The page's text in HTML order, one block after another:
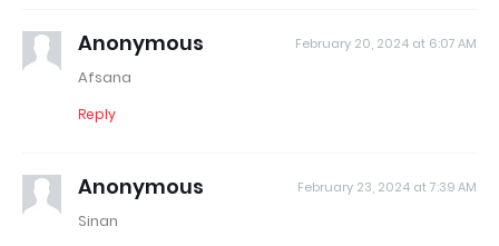
Anonymous February 20, 2024 at 6:07 AM
Afsana
Reply
Anonymous February 23, 2024 at 7:39 AM
Sinan